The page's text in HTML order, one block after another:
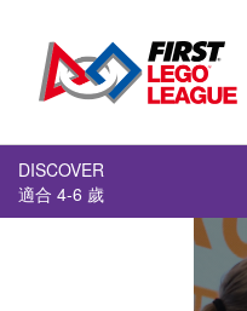
DISCOVER
適合 4-6 歲